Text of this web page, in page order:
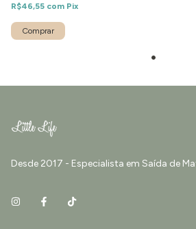
R$46,55 com Pix
Desde 2017 - Especialista em Saída de